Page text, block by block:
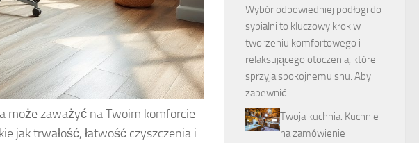
może zaważyć na Twoim komforcie
jak trwałość, łatwość czyszczenia i
Wybór odpowiedniej podłogi do
sypialni to kluczowy krok w
tworzeniu komfortowego i
relaksującego otoczenia, które
sprzyja spokojnemu snu. Aby
zapewnić …
Twoja kuchnia. Kuchnie
na zamówienie